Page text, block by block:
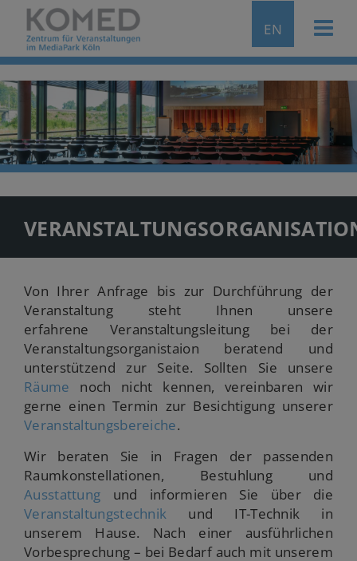
EN
Von Ihrer Anfrage bis zur Durchführung der
Veranstaltung steht Ihnen unsere
erfahrene Veranstaltungsleitung bei der
Veranstaltungsorganistaion beratend und
unterstützend zur Seite. Sollten Sie unsere
Räume noch nicht kennen, vereinbaren wir
gerne einen Termin zur Besichtigung unserer
Veranstaltungsbereiche.
Wir beraten Sie in Fragen der passenden
Raumkonstellationen, Bestuhlung und
Ausstattung und informieren Sie über die
Veranstaltungstechnik und IT-Technik in
unserem Hause. Nach einer ausführlichen
Vorbesprechung – bei Bedarf auch mit unserem